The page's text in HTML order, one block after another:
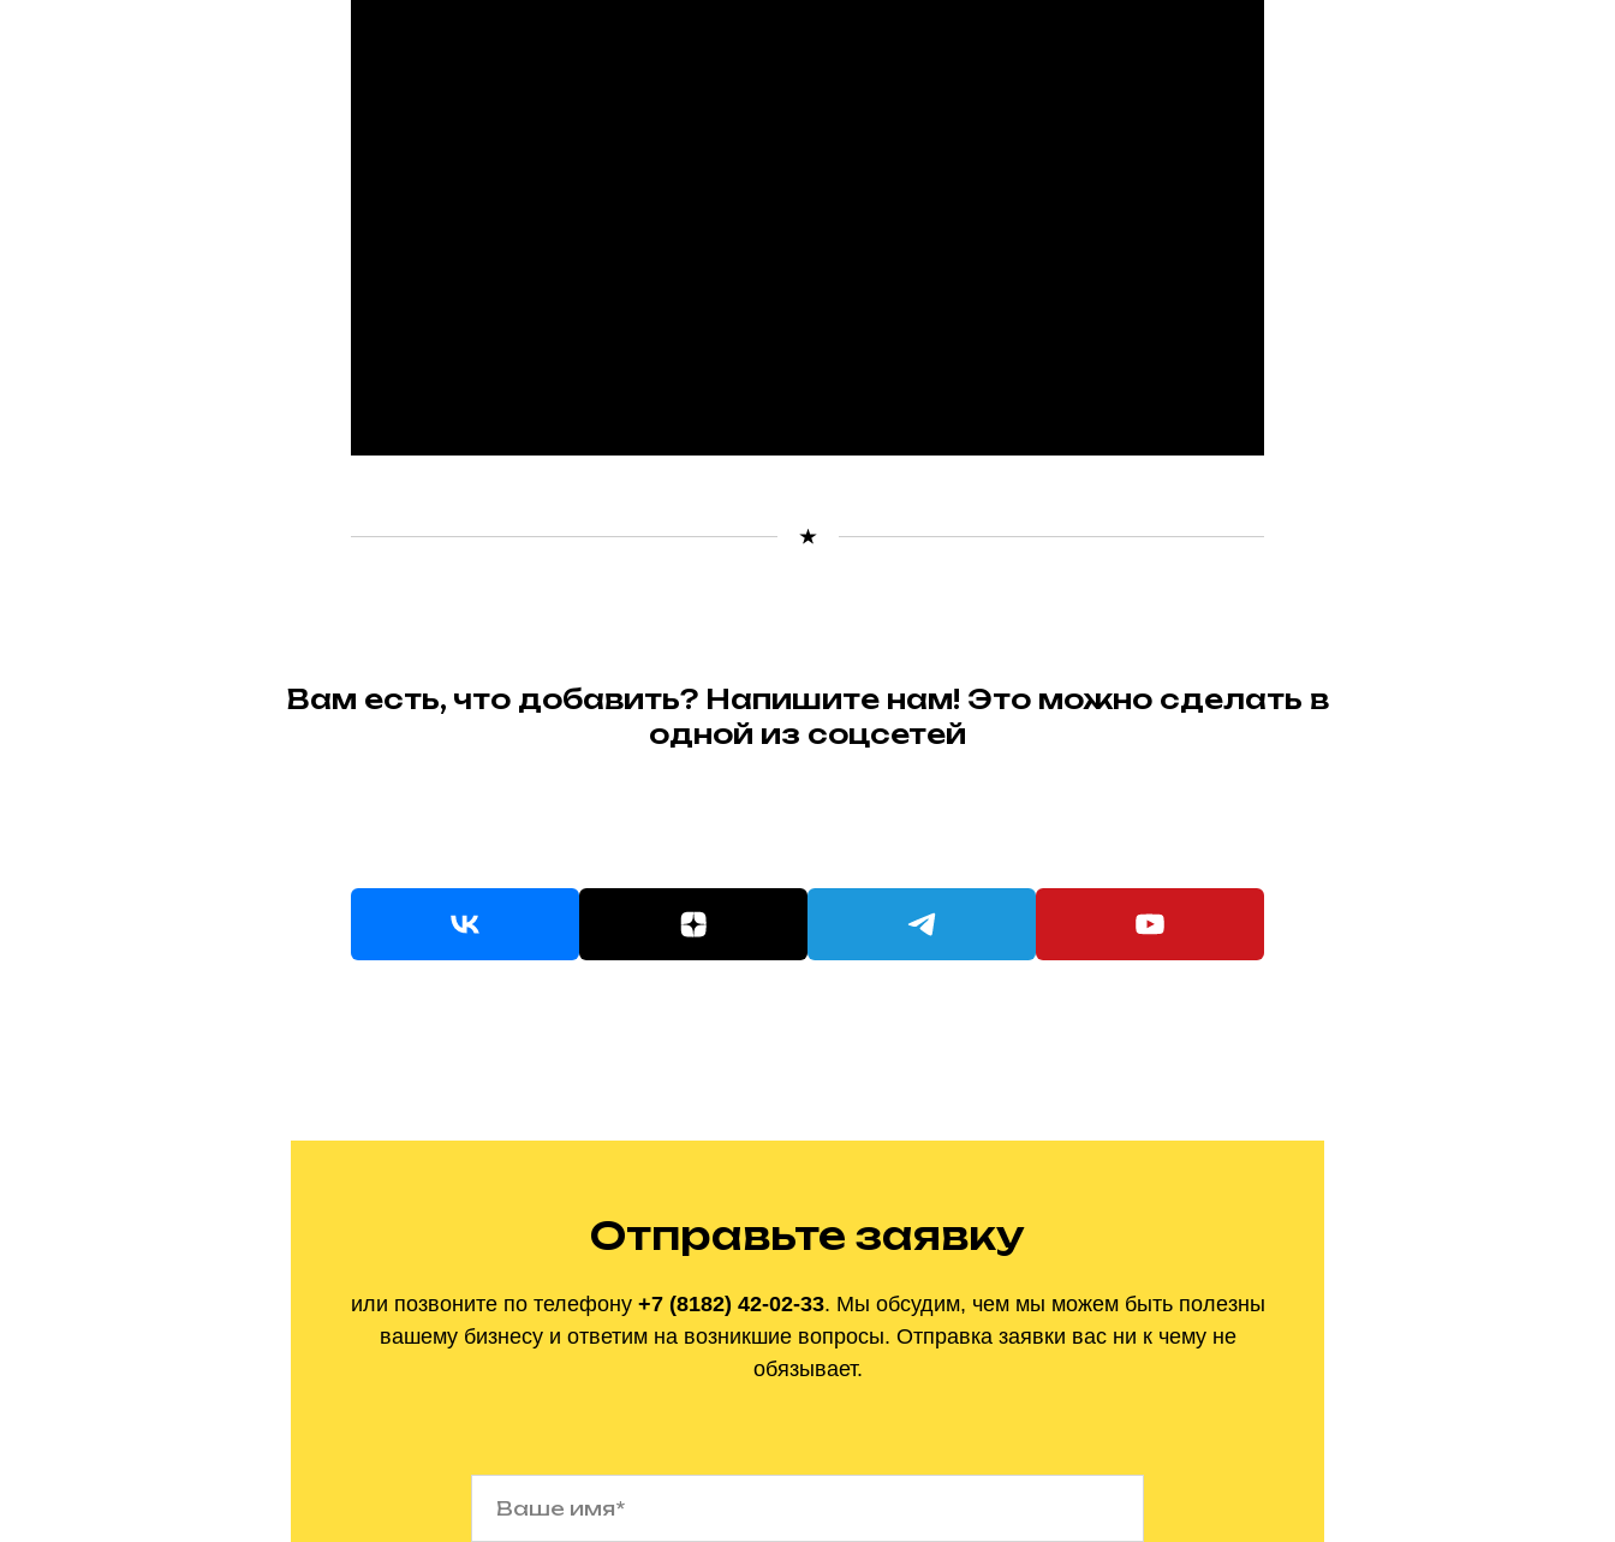
Вам есть, что добавить? Напишите нам! Это можно сделать в
одной из соцсетей
Отправьте заявку
или позвоните по телефону +7 (8182) 42-02-33. Мы обсудим, чем мы можем быть полезны
вашему бизнесу и ответим на возникшие вопросы. Отправка заявки вас ни к чему не
обязывает.